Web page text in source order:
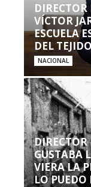
VÍCTOR
ESCUELA
DEL
NACIONAL
GUSTABA
VIERA LA
LO PUEDO